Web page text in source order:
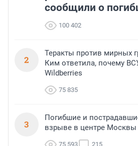
сообщили о
100 402
2
Теракты против мирных
Ким ответила, почему
Wildberries
75 835
3
Погибшие и
взрыве в центре Москвы
75 593 215